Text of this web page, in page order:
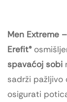
Men Extreme
Erefit®
spavaćoj sobi
sadrži pažljivo
osigurati